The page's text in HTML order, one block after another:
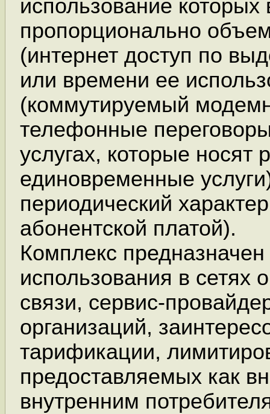
использование которых
пропорционально
(интернет доступ по
или времени ее
(коммутируемый
телефонные
услугах, которые
единовременные
периодический
абонентской платой).
Комплекс
использования в сетях
связи, сервис-
организаций,
тарификации,
предоставляемых как
внутренним